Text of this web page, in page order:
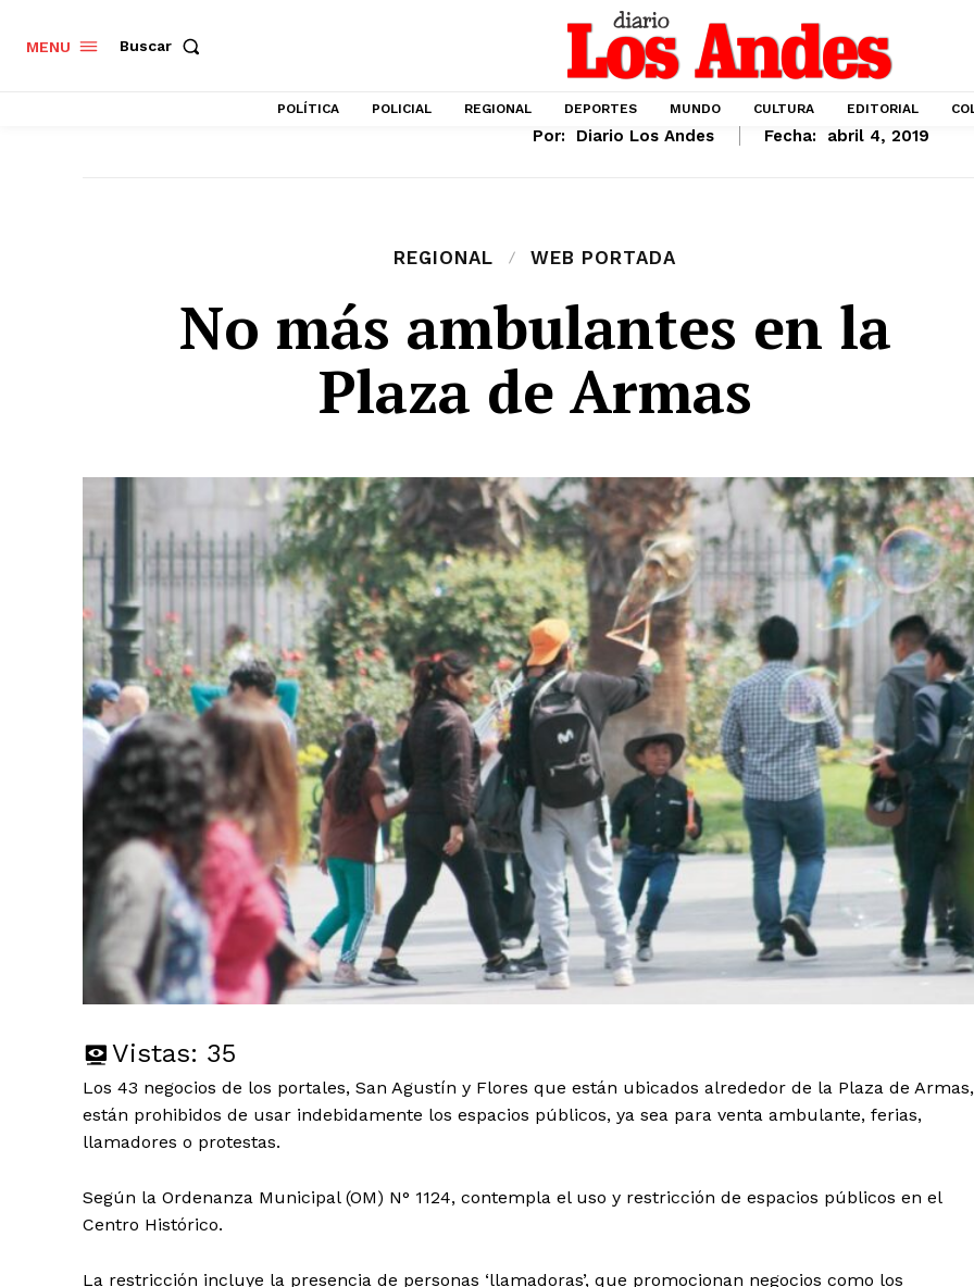
MENU Buscar
POLÍTICA POLICIAL REGIONAL DEPORTES MUNDO CULTURA EDITORIAL
Por: Diario Los Andes Fecha: abril 4, 2019
REGIONAL WEB PORTADA
No más ambulantes en la
Plaza de Armas
Vistas: 35
Los 43 negocios de los portales, San Agustín y Flores que están ubicados alrededor de la Plaza de Armas,
están prohibidos de usar indebidamente los espacios públicos, ya sea para venta ambulante, ferias,
llamadores o protestas.
Según la Ordenanza Municipal (OM) N° 1124, contempla el uso y restricción de espacios públicos en el
Centro Histórico.
La restricción incluye la presencia de personas ‘llamadoras’, que promocionan negocios como los